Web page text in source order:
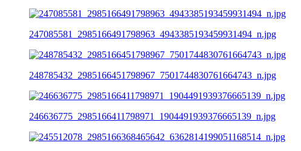
247085581_2985166491798963_4943385193459931494_n.jpg
248785432_2985166451798967_7501744830761664743_n.jpg
246636775_2985166411798971_1904491939376665139_n.jpg